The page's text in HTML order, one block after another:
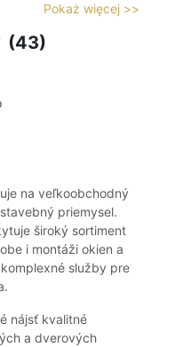
Pokaż więcej >>
(43)
na veľkoobchodný
priemysel.
široký sortiment
i montáži okien a
služby pre
nájsť kvalitné
a dverových